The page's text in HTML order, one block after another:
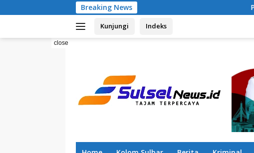
to
Breaking News Pemilahan Sampah
Kunjungi Indeks
close